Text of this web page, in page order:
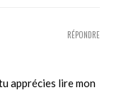
apprécies lire mon
RÉPONDRE